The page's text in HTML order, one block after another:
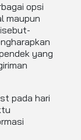
opsi
maupun
yang
pada hari